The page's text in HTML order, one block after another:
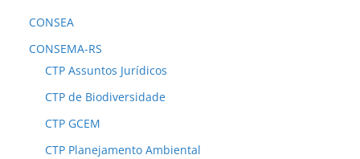
CONSEA
CONSEMA-RS
CTP Assuntos Jurídicos
CTP de Biodiversidade
CTP GCEM
CTP Planejamento Ambiental